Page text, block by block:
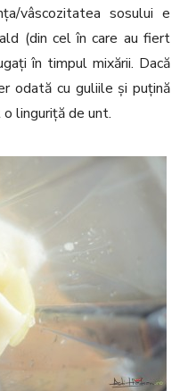
vâscozitatea sosului e
(din cel în care au fiert
în timpul mixării. Dacă
odată cu guliile și puțină
linguriță de unt.